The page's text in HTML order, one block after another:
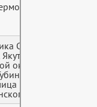
67
Саха
округ,
2